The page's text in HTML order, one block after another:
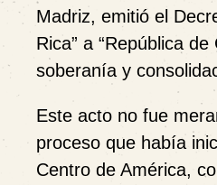
Madriz, emitió el
Rica” a “República
soberanía y
Este acto no fue
proceso que había
Centro de América,